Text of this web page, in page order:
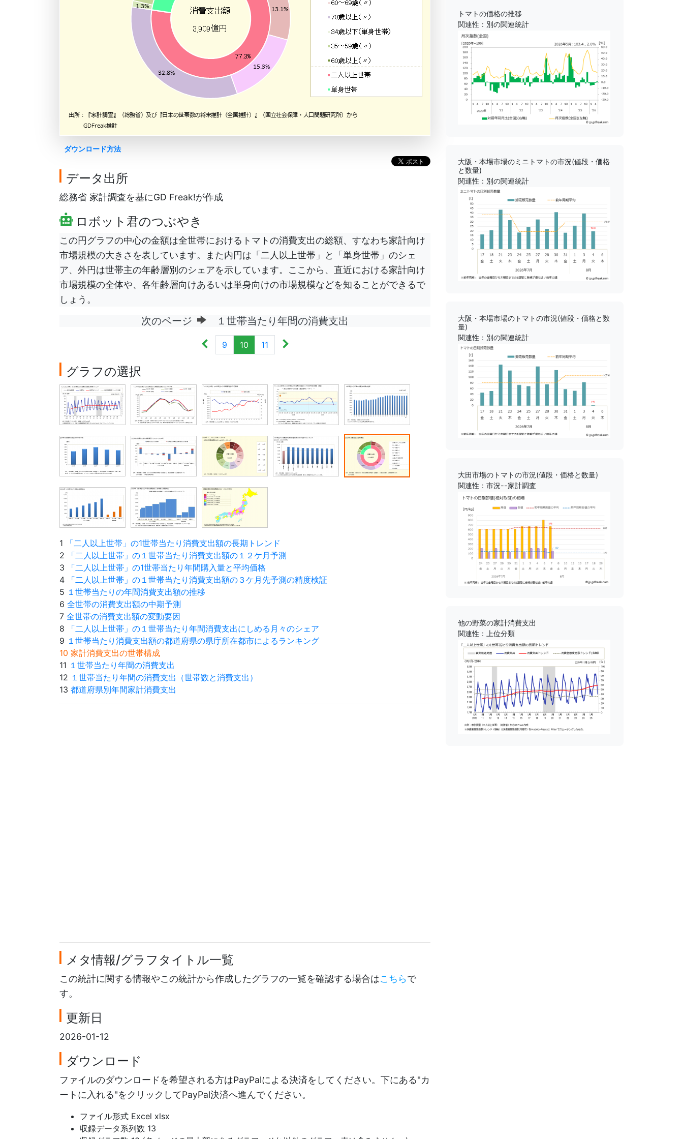
ダウンロード方法
データ出所
総務省 家計調査を基にGD Freak!が作成
ロボット君のつぶやき
この円グラフの中心の金額は全世帯におけるトマトの消費支出の総額、すなわち家計向け
市場規模の大きさを表しています。また内円は「二人以上世帯」と「単身世帯」のシェ
ア、外円は世帯主の年齢層別のシェアを示しています。ここから、直近における家計向け
市場規模の全体や、各年齢層向けあるいは単身向けの市場規模などを知ることができるで
しょう。
次のページ １世帯当たり年間の消費支出
9 10 11
グラフの選択
1
「二人以上世帯」の1世帯当たり消費支出額の長期トレンド
2
「二人以上世帯」の１世帯当たり消費支出額の１２ケ月予測
3
「二人以上世帯」の1世帯当たり年間購入量と平均価格
4
「二人以上世帯」の１世帯当たり消費支出額の３ケ月先予測の精度検証
5 １世帯当たりの年間消費支出額の推移
6 全世帯の消費支出額の中期予測
7 全世帯の消費支出額の変動要因
8
「二人以上世帯」の１世帯当たり年間消費支出にしめる月々のシェア
9 １世帯当たり消費支出額の都道府県の県庁所在都市によるランキング
10 家計消費支出の世帯構成
11 １世帯当たり年間の消費支出
12 １世帯当たり年間の消費支出（世帯数と消費支出）
13 都道府県別年間家計消費支出
メタ情報/グラフタイトル一覧
この統計に関する情報やこの統計から作成したグラフの一覧を確認する場合はこちらで
す。
更新日
2026-01-12
ダウンロード
ファイルのダウンロードを希望される方はPayPalによる決済をしてください。下にある"カ
ートに入れる"をクリックしてPayPal決済へ進んでください。
ファイル形式 Excel xlsx
収録データ系列数 13
トマトの価格の推移
関連性：別の関連統計
大阪・本場市場のミニトマトの市況(値段・価格
と数量)
関連性：別の関連統計
大阪・本場市場のトマトの市況(値段・価格と数
量)
関連性：別の関連統計
大田市場のトマトの市況(値段・価格と数量)
関連性：市況--家計調査
他の野菜の家計消費支出
関連性：上位分類